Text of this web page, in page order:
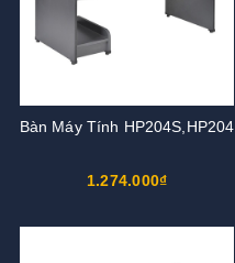
Bàn Máy Tính HP204S,HP204
1.274.000₫